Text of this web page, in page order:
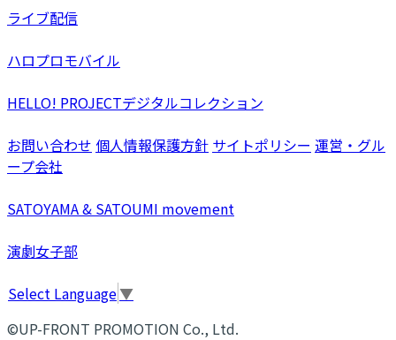
ライブ配信
ハロプロモバイル
HELLO! PROJECTデジタルコレクション
お問い合わせ 個人情報保護方針 サイトポリシー 運営・グル
ープ会社
SATOYAMA & SATOUMI movement
演劇女子部
Select Language▼
©UP-FRONT PROMOTION Co., Ltd.